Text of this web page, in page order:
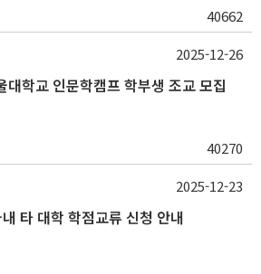
40662
학교 인문학캠프 학부생 조교 모집
40270
2025-12-26
타 대학 학점교류 신청 안내
2025-12-23